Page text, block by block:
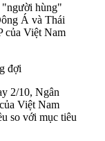
"người hùng"
Á và Thái
của Việt Nam
đợi
2/10, Ngân
Việt Nam
so với mục tiêu